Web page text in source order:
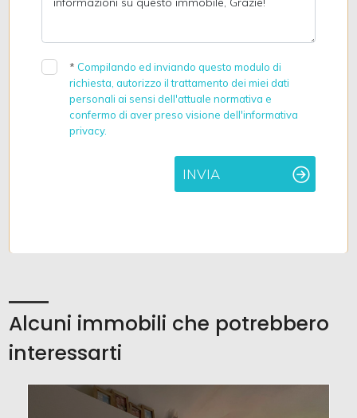
* Compilando ed inviando questo modulo di
richiesta, autorizzo il trattamento dei miei dati
personali ai sensi dell'attuale normativa e
confermo di aver preso visione dell'informativa
privacy.
INVIA
Alcuni immobili che potrebbero
interessarti